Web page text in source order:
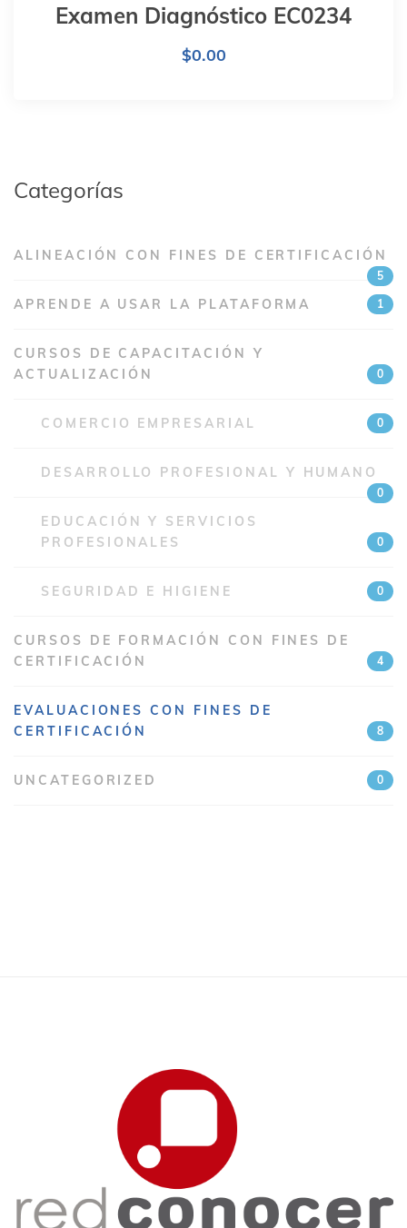
Categorías
ALINEACIÓN CON FINES DE CERTIFICACIÓN
5
APRENDE A USAR LA PLATAFORMA 1
CURSOS DE CAPACITACIÓN Y
ACTUALIZACIÓN
0
COMERCIO EMPRESARIAL 0
DESARROLLO PROFESIONAL Y HUMANO
0
EDUCACIÓN Y SERVICIOS
PROFESIONALES
0
SEGURIDAD E HIGIENE 0
CURSOS DE FORMACIÓN CON FINES DE
CERTIFICACIÓN
4
EVALUACIONES CON FINES DE
CERTIFICACIÓN
8
UNCATEGORIZED 0
Examen Diagnóstico EC0234
$0.00